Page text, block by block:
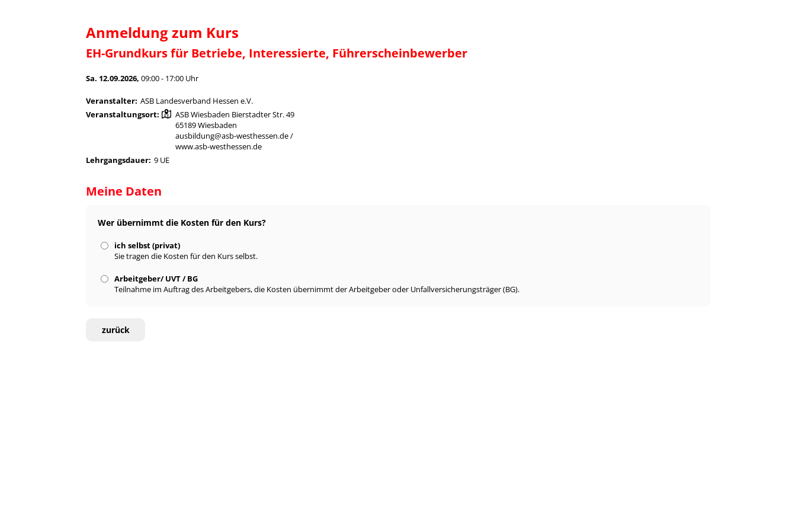
Anmeldung zum Kurs
EH-Grundkurs für Betriebe, Interessierte, Führerscheinbewerber
Sa. 12.09.2026,09:00 - 17:00 Uhr
Veranstalter: ASB Landesverband Hessen e.V.
Veranstaltungsort:
ASB Wiesbaden Bierstadter Str. 49
65189 Wiesbaden
ausbildung@asb-westhessen.de /
www.asb-westhessen.de
Lehrgangsdauer: 9 UE
Meine Daten
Wer übernimmt die Kosten für den Kurs?
ich selbst (privat)
Sie tragen die Kosten für den Kurs selbst.
Arbeitgeber/ UVT / BG
Teilnahme im Auftrag des Arbeitgebers, die Kosten übernimmt der Arbeitgeber oder Unfallversicherungsträger (BG).
zurück